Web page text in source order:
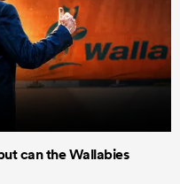
can the Wallabies